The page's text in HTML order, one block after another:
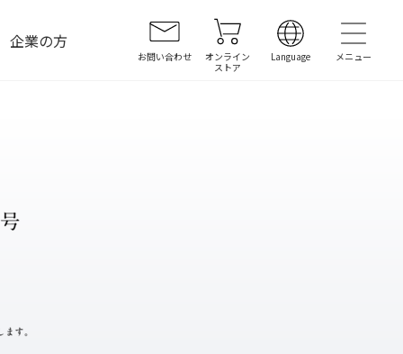
企業の方
お問い合わせ
オンライン
ストア
Language